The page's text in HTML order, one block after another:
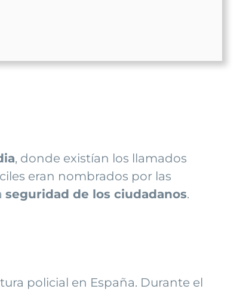
, donde existían los llamados
eran nombrados por las
seguridad de los ciudadanos.
policial en España. Durante el